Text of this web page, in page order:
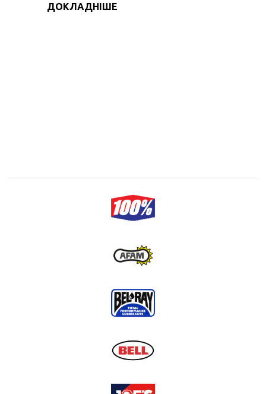
ДОКЛАДНІШЕ